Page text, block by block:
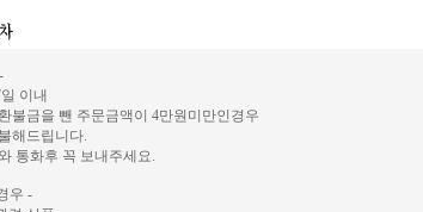
이내
불금을 뺀 주문금액이 4만원미만인경우
해드립니다.
통화후 꼭 보내주세요.
우 -